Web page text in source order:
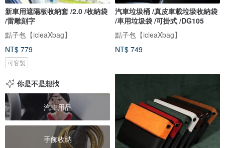
新車用遮陽板收納套 /2.0 /收納袋
/雷雕刻字
點子包【icleaXbag】
NT$ 779
可客製
汽車垃圾桶 /真皮車載垃圾收納袋
/車用垃圾袋 /可掛式 /DG105
點子包【icleaXbag】
NT$ 749
你是不是想找
汽車用品
手飾收納